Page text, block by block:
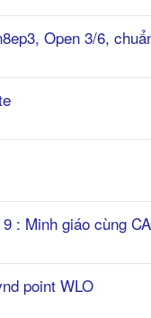
Open 3/6,
: Minh giáo cùng
point WLO